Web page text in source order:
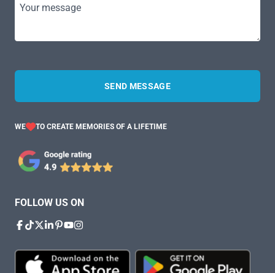
Your message
SEND MESSAGE
WE TO CREATE MEMORIES OF A LIFETIME
FOLLOW US ON